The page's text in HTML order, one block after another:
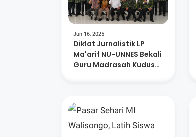
Jun 16, 2025
Diklat Jurnalistik LP
Ma'arif NU-UNNES Bekali
Guru Madrasah Kudus